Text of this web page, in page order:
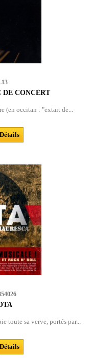
CONCÈRT
(en occitan : "extait de...
Détails
toute sa verve, portés par...
Détails